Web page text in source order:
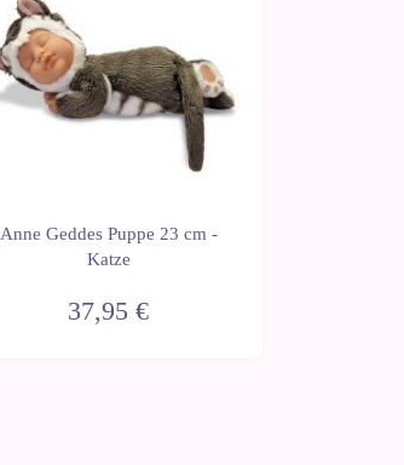
Anne Geddes Puppe 23 cm -
Katze
37,95 €